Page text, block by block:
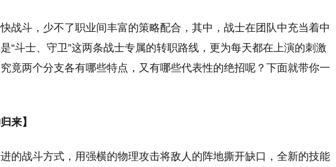
战斗，少不了职业间丰富的策略配合，其中，战士在团队中充当着中
“斗士、守卫”这两条战士专属的转职路线，更为每天都在上演的刺激
竟两个分支各有哪些特点，又有哪些代表性的绝招呢？下面就带你一
来】
的战斗方式，用强横的物理攻击将敌人的阵地撕开缺口，全新的技能